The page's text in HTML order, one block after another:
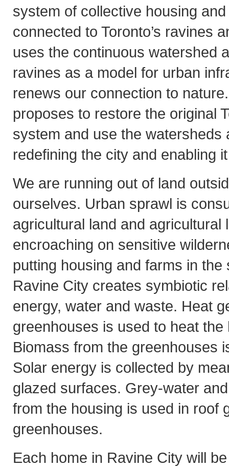
system of collective housing
connected to Toronto’s ravines
uses the continuous watershed
ravines as a model for urban
renews our connection to
proposes to restore the original
system and use the watersheds
redefining the city and enabling
We are running out of land
ourselves. Urban sprawl is
agricultural land and agricultural
encroaching on sensitive
putting housing and farms in the
Ravine City creates symbiotic
energy, water and waste. Heat
greenhouses is used to heat the
Biomass from the greenhouses
Solar energy is collected by
glazed surfaces. Grey-water
from the housing is used in roof
greenhouses.
Each home in Ravine City will